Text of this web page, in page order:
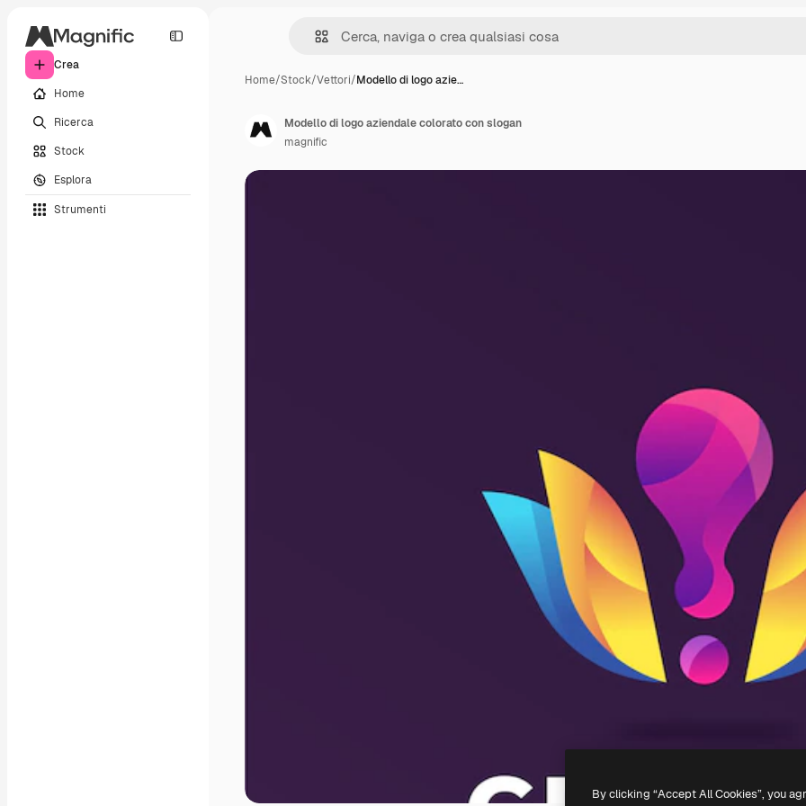
Crea
Home
Ricerca
Stock
Esplora
Strumenti
Home/Stock/Vettori/Modello di logo azie…
Modello di logo aziendale colorato con slogan
magnific
By clicking “Accept All Cookies”, you